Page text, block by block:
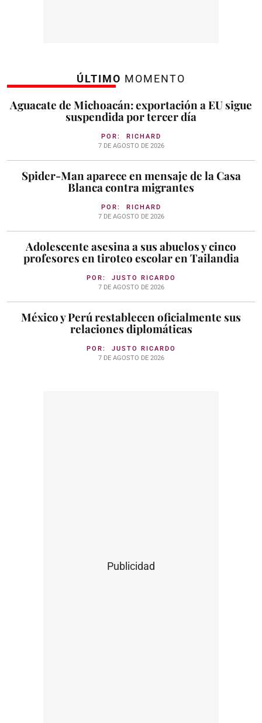
ÚLTIMO MOMENTO
Aguacate de Michoacán: exportación a EU sigue
suspendida por tercer día
POR: RICHARD
7 DE AGOSTO DE 2026
Spider-Man aparece en mensaje de la Casa
Blanca contra migrantes
POR: RICHARD
7 DE AGOSTO DE 2026
Adolescente asesina a sus abuelos y cinco
profesores en tiroteo escolar en Tailandia
POR: JUSTO RICARDO
7 DE AGOSTO DE 2026
México y Perú restablecen oficialmente sus
relaciones diplomáticas
POR: JUSTO RICARDO
7 DE AGOSTO DE 2026
Publicidad